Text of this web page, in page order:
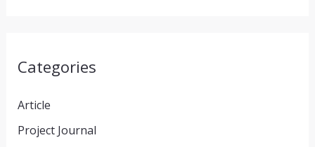
Categories
Article
Project Journal